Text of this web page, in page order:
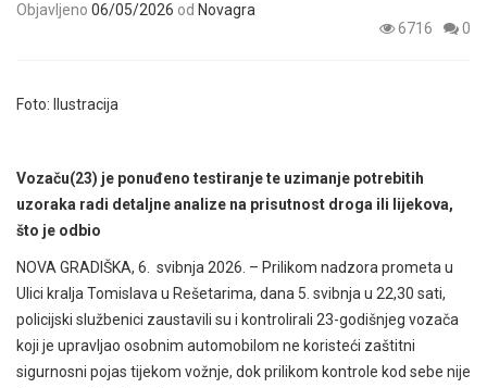
Objavljeno 06/05/2026 od Novagra
6716
0
Foto: Ilustracija
Vozaču(23) je ponuđeno testiranje te uzimanje potrebitih
uzoraka radi detaljne analize na prisutnost droga ili lijekova,
što je odbio
NOVA GRADIŠKA, 6. svibnja 2026. – Prilikom nadzora prometa u
Ulici kralja Tomislava u Rešetarima, dana 5. svibnja u 22,30 sati,
policijski službenici zaustavili su i kontrolirali 23-godišnjeg vozača
koji je upravljao osobnim automobilom ne koristeći zaštitni
sigurnosni pojas tijekom vožnje, dok prilikom kontrole kod sebe nije